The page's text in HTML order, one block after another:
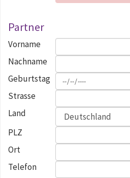
Partner
Vorname
Nachname
Geburtstag
Strasse
Land
PLZ
Ort
Telefon